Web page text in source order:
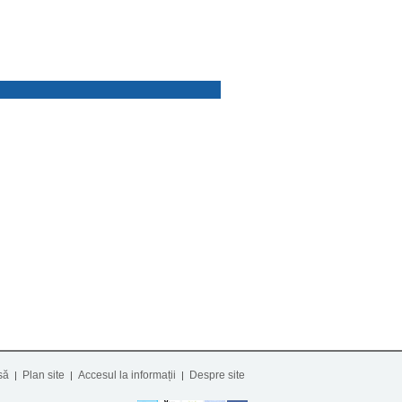
| Plan site | Accesul la informații | Despre site